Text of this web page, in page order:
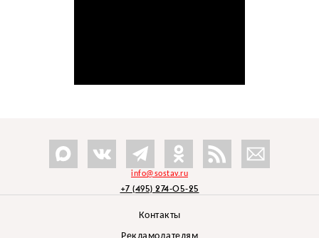
info@sostav.ru
+7 (495) 274-05-25
Контакты